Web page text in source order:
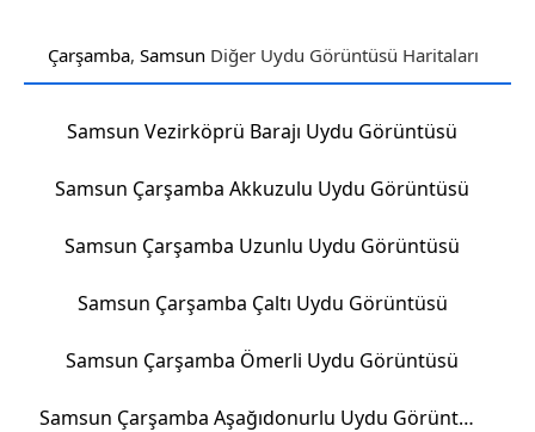
Çarşamba, Samsun Diğer Uydu Görüntüsü Haritaları
Samsun Vezirköprü Barajı Uydu Görüntüsü
Samsun Çarşamba Akkuzulu Uydu Görüntüsü
Samsun Çarşamba Uzunlu Uydu Görüntüsü
Samsun Çarşamba Çaltı Uydu Görüntüsü
Samsun Çarşamba Ömerli Uydu Görüntüsü
Samsun Çarşamba Aşağıdonurlu Uydu Görüntüsü